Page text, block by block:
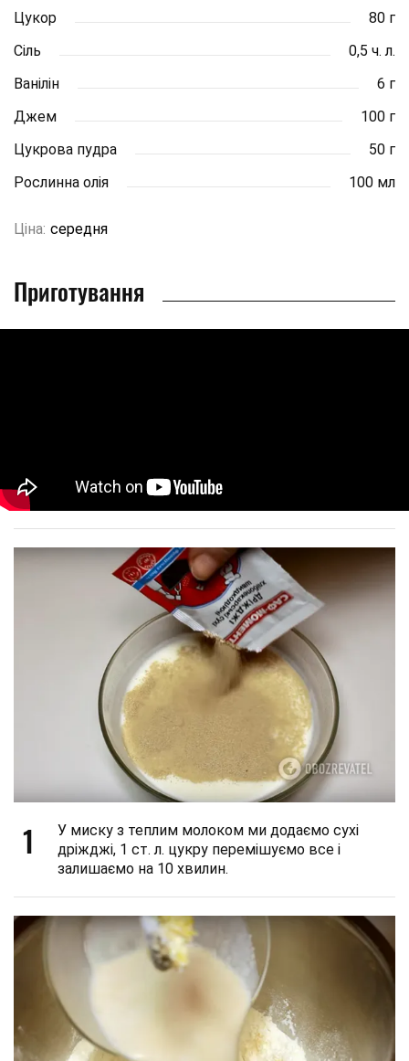
Цукор
80 г
Сіль
0,5 ч. л.
Ванілін
6 г
Джем
100 г
Цукрова пудра
50 г
Рослинна олія
100 мл
Ціна: середня
Приготування
1
У миску з теплим молоком ми додаємо сухі
дріжджі, 1 ст. л. цукру перемішуємо все і
залишаємо на 10 хвилин.